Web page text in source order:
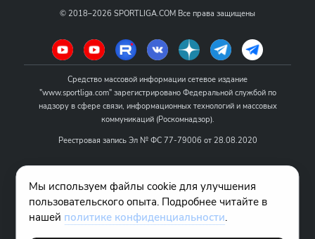
© 2018–2026 SPORTLIGA.COM Все права защищены
Средство массовой информации сетевое издание
"www.sportliga.com" зарегистрировано Федеральной службой по
надзору в сфере связи, информационных технологий и массовых
коммуникаций (Роскомнадзор).
Реестровая запись Эл № ФС 77-79006 от 28.08.2020
Название - www.sportliga.com
Учредитель СМИ сетевого издания "www.sportliga.com": ИП Чамин
О.Н.
Главный редактор СМИ сетевого издания "www.sportliga.com":
Мы используем файлы cookie для улучшения
пользовательского опыта. Подробнее читайте в
нашей политике конфиденциальности.